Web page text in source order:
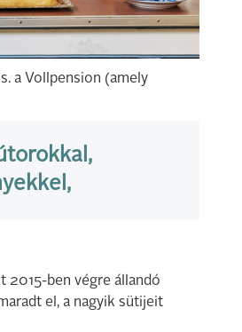
a Vollpension (amely
2015-ben végre állandó
el, a nagyik sütijeit